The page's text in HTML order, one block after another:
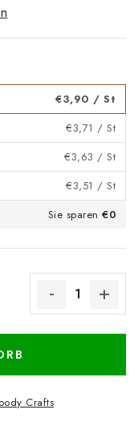
€3,90 / St
€3,71 / St
€3,63 / St
€3,51 / St
Sie sparen €0
Crafts